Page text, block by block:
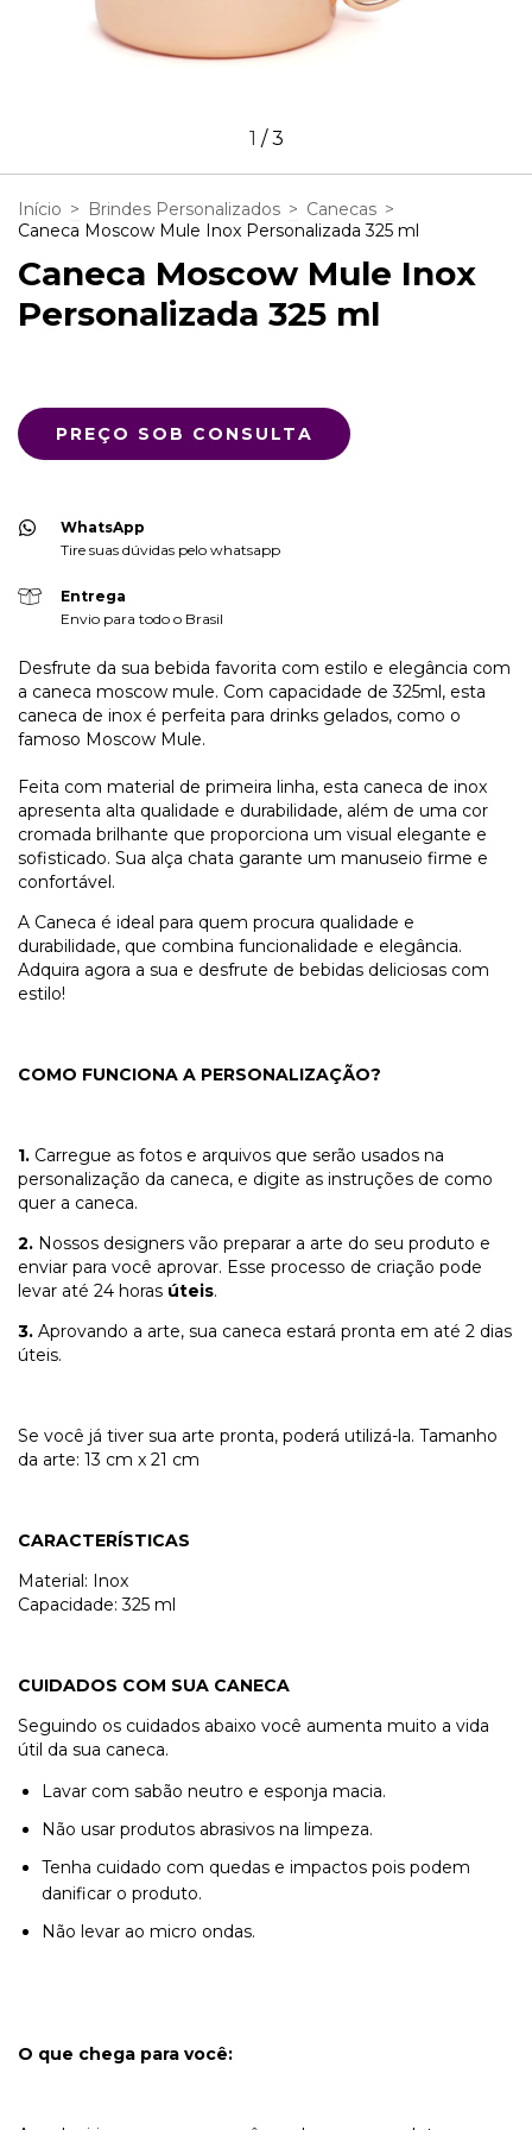
1 /3
Início > Brindes Personalizados > Canecas >
Caneca Moscow Mule Inox Personalizada 325 ml
Caneca Moscow Mule Inox
Personalizada 325 ml
WhatsApp
Tire suas dúvidas pelo whatsapp
Entrega
Envio para todo o Brasil
Desfrute da sua bebida favorita com estilo e elegância com
a caneca moscow mule. Com capacidade de 325ml, esta
caneca de inox é perfeita para drinks gelados, como o
famoso Moscow Mule.
Feita com material de primeira linha, esta caneca de inox
apresenta alta qualidade e durabilidade, além de uma cor
cromada brilhante que proporciona um visual elegante e
sofisticado. Sua alça chata garante um manuseio firme e
confortável.
A Caneca é ideal para quem procura qualidade e
durabilidade, que combina funcionalidade e elegância.
Adquira agora a sua e desfrute de bebidas deliciosas com
estilo!
COMO FUNCIONA A PERSONALIZAÇÃO?
1. Carregue as fotos e arquivos que serão usados na
personalização da caneca, e digite as instruções de como
quer a caneca.
2. Nossos designers vão preparar a arte do seu produto e
enviar para você aprovar. Esse processo de criação pode
levar até 24 horas úteis.
3. Aprovando a arte, sua caneca estará pronta em até 2 dias
úteis.
Se você já tiver sua arte pronta, poderá utilizá-la. Tamanho
da arte: 13 cm x 21 cm
CARACTERÍSTICAS
Material: Inox
Capacidade: 325 ml
CUIDADOS COM SUA CANECA
Seguindo os cuidados abaixo você aumenta muito a vida
útil da sua caneca.
Lavar com sabão neutro e esponja macia.
Não usar produtos abrasivos na limpeza.
Tenha cuidado com quedas e impactos pois podem
danificar o produto.
Não levar ao micro ondas.
O que chega para você: